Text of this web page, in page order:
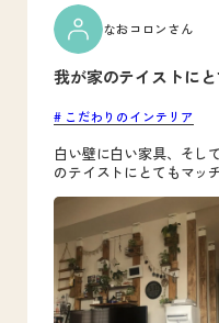
我が家のテイストに
こだわりのインテリア
なおコロンさん
白い壁に白い家具、そし
のテイストにとてもマッ